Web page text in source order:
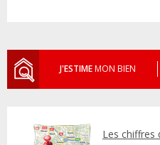
J'ESTIMEMON BIEN
Les chiffres